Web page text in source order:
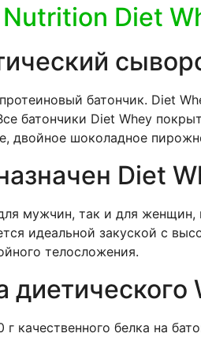
Nutrition Diet
батончик. Diet
батончики Diet Whey
двойное шоколадное
Diet
мужчин, так и для
идеальной закуской с
телосложения.
г качественного белка на